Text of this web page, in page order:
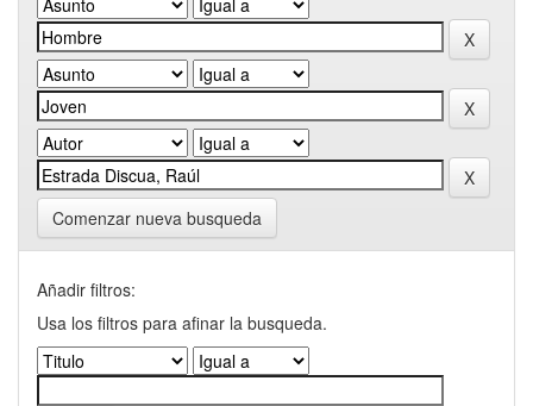
Comenzar nueva busqueda
Añadir filtros:
Usa los filtros para afinar la busqueda.